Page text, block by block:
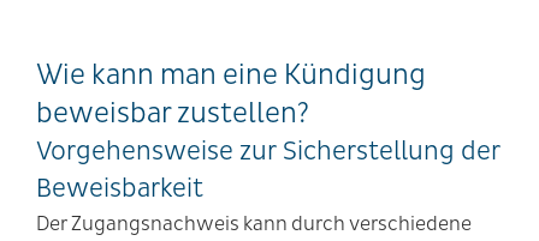
Wie kann man eine Kündigung
beweisbar zustellen?
Vorgehensweise zur Sicherstellung der
Beweisbarkeit
Der Zugangsnachweis kann durch verschiedene